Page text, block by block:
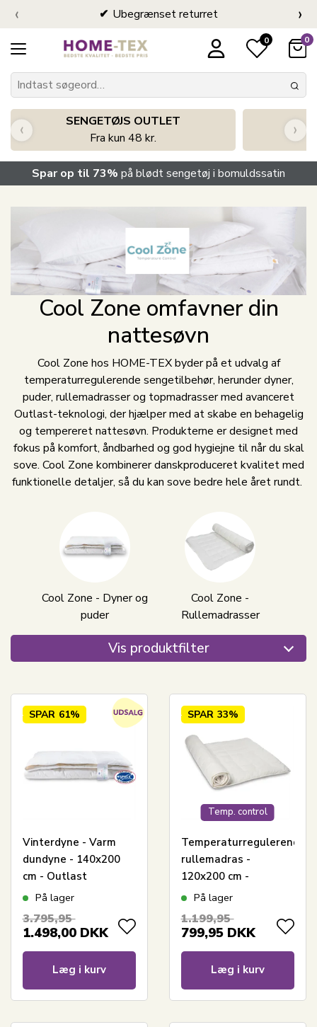
Ubegrænset returret
‹ ›
0 0
SENGETØJS OUTLET
Fra kun 48 kr.
‹ ›
Spar op til 73% på blødt sengetøj i bomuldssatin
Cool Zone omfavner din
nattesøvn
Cool Zone hos HOME-TEX byder på et udvalg af
temperaturregulerende sengetilbehør, herunder dyner,
puder, rullemadrasser og topmadrasser med avanceret
Outlast-teknologi, der hjælper med at skabe en behagelig
og tempereret nattesøvn. Produkterne er designet med
fokus på komfort, åndbarhed og god hygiejne til når du skal
sove. Cool Zone kombinerer danskproduceret kvalitet med
funktionelle detaljer, så du kan sove bedre hele året rundt.
Cool Zone - Dyner og
puder
Cool Zone -
Rullemadrasser
Vis produktfilter
SPAR 61%
Vinterdyne - Varm
dundyne - 140x200
cm - Outlast
technology dyne -
Temperature Control
På lager
3.795,95
1.498,00 DKK
Læg i kurv
Temp. control
SPAR 33%
Temperaturregulerende
rullemadras -
120x200 cm -
Madrasbeskyttende
Zone Temperature
Control
På lager
1.199,95
799,95 DKK
Læg i kurv